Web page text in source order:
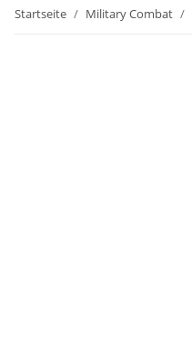
Startseite Military Combat